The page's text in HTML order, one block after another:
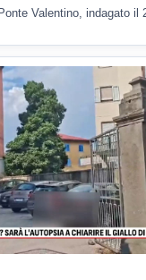
Valentino, indagato il